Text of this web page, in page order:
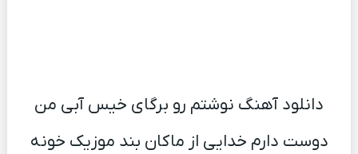
دانلود آهنگ نوشتم رو برگای خیس آبی من
دوست دارم خدایی از ماکان بند موزیک خونه